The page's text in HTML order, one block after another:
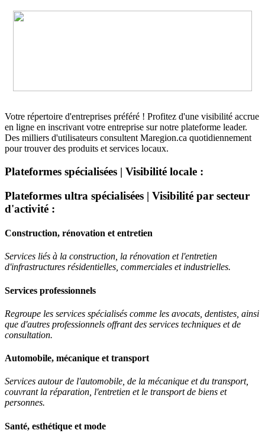
Votre répertoire d'entreprises préféré ! Profitez d'une visibilité accrue
en ligne en inscrivant votre entreprise sur notre plateforme leader.
Des milliers d'utilisateurs consultent Maregion.ca quotidiennement
pour trouver des produits et services locaux.
Plateformes spécialisées | Visibilité locale :
Plateformes ultra spécialisées | Visibilité par secteur
d'activité :
Construction, rénovation et entretien
Services liés à la construction, la rénovation et l'entretien
d'infrastructures résidentielles, commerciales et industrielles.
Services professionnels
Regroupe les services spécialisés comme les avocats, dentistes, ainsi
que d'autres professionnels offrant des services techniques et de
consultation.
Automobile, mécanique et transport
Services autour de l'automobile, de la mécanique et du transport,
couvrant la réparation, l'entretien et le transport de biens et
personnes.
Santé, esthétique et mode